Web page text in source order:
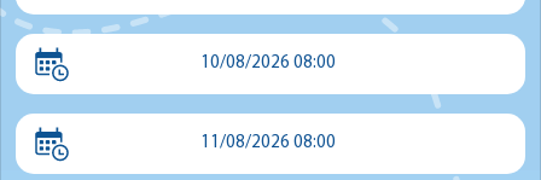
Voiture
10/08/2026 08:00
11/08/2026 08:00